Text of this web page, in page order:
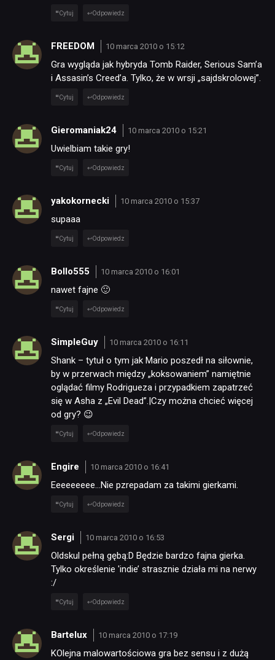
RETRO
TECHNOLOGIE
JUŻ GRALIŚMY
SKLEP
Cytuj Odpowiedz
FREEDOM 10 marca 2010 o 15:12
Gra wygląda jak hybryda Tomb Raider, Serious Sam’a
i Assasin’s Creed’a. Tylko, że w wrsji „sajdskrolowej”.
Cytuj Odpowiedz
Gieromaniak24 10 marca 2010 o 15:21
Uwielbiam takie gry!
Cytuj Odpowiedz
yakokornecki 10 marca 2010 o 15:37
supaaa
Cytuj Odpowiedz
Bollo555 10 marca 2010 o 16:01
nawet fajne 🙂
Cytuj Odpowiedz
SimpleGuy 10 marca 2010 o 16:11
Shank – tytuł o tym jak Mario poszedł na siłownie,
by w przerwach między „koksowaniem” namiętnie
oglądać filmy Rodrigueza i przypadkiem zapatrzeć
się w Asha z „Evil Dead”.|Czy można chcieć więcej
od gry? 😉
Cytuj Odpowiedz
Engire 10 marca 2010 o 16:41
Eeeeeeeee…Nie pzrepadam za takimi gierkami.
Cytuj Odpowiedz
Sergi 10 marca 2010 o 16:53
Oldskul pełną gębą:D Będzie bardzo fajna gierka.
Tylko określenie 'indie’ strasznie działa mi na nerwy
:/
Cytuj Odpowiedz
Bartelux 10 marca 2010 o 17:19
KOlejna malowartościowa gra bez sensu i z dużą